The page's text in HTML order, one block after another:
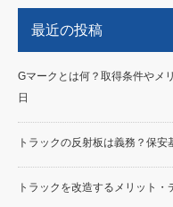
最近の投稿
Gマークとは何？取得条件やメ
日
トラックの反射板は義務？保
トラックを改造するメリット